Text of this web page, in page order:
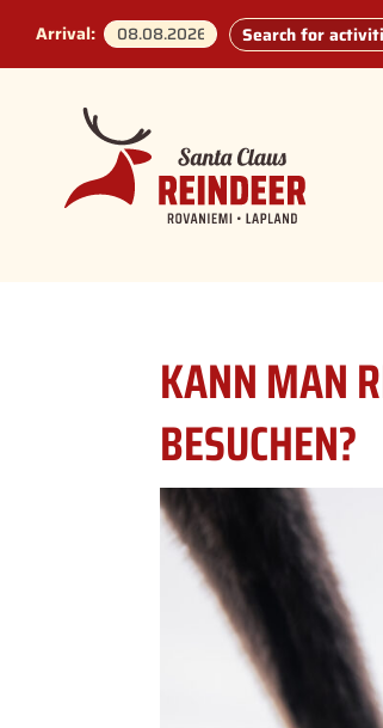
Arrival: Search for
KANN MAN
BESUCHEN?